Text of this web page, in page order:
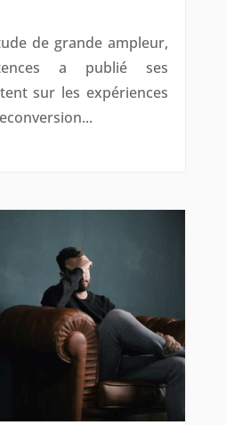
de grande ampleur,
a publié ses
sur les expériences